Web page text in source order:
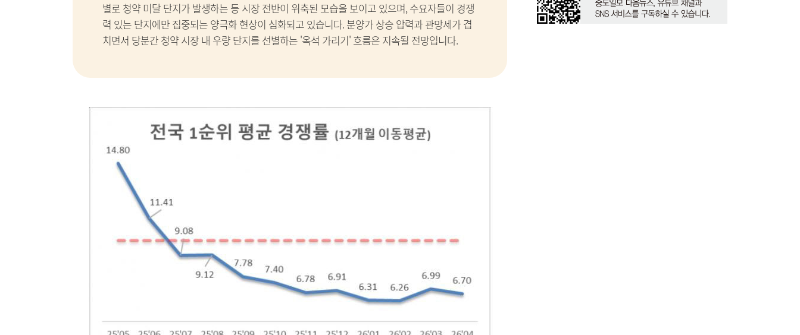
별로 청약 미달 단지가 발생하는 등 시장 전반이 위축된 모습을 보이고 있으며, 수요자들이 경쟁
력 있는 단지에만 집중되는 양극화 현상이 심화되고 있습니다. 분양가 상승 압력과 관망세가 겹
치면서 당분간 청약 시장 내 우량 단지를 선별하는 '옥석 가리기' 흐름은 지속될 전망입니다.